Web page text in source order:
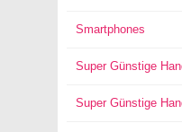
Smartphones
Super Günstige
Super Günstige